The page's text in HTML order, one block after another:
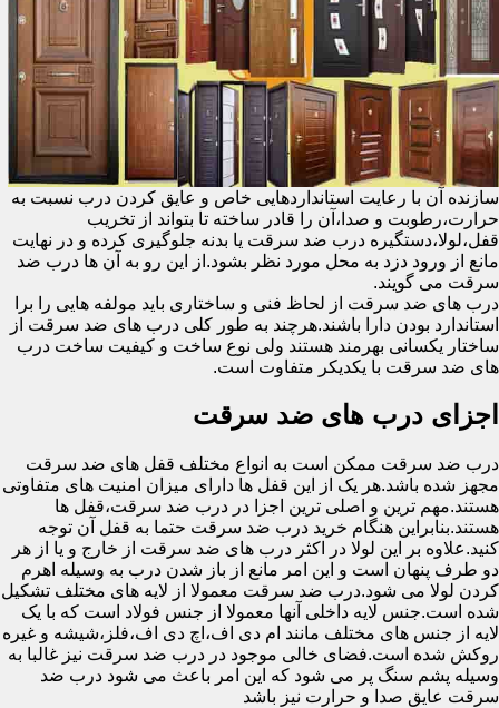
سازنده آن با رعایت استانداردهایی خاص و عایق کردن درب نسبت به
حرارت،رطوبت و صدا،آن را قادر ساخته تا بتواند از تخریب
قفل،لولا،دستگیره درب ضد سرقت یا بدنه جلوگیری کرده و در نهایت
مانع از ورود دزد به محل مورد نظر بشود.از این رو به آن ها درب ضد
سرقت می گویند.
درب های ضد سرقت از لحاظ فنی و ساختاری باید مولفه هایی را برا
استاندارد بودن دارا باشند.هرچند به طور کلی درب های ضد سرقت از
ساختار یکسانی بهرمند هستند ولی نوع ساخت و کیفیت ساخت درب
های ضد سرقت با یکدیکر متفاوت است.
اجزای درب های ضد سرقت
درب ضد سرقت ممکن است به انواع مختلف قفل های ضد سرقت
مجهز شده باشد.هر یک از این قفل ها دارای میزان امنیت های متفاوتی
هستند.مهم ترین و اصلی ترین اجزا در درب ضد سرقت،قفل ها
هستند.بنابراین هنگام خرید درب ضد سرقت حتما به قفل آن توجه
کنید.علاوه بر این لولا در اکثر درب های ضد سرقت از خارج و یا از هر
دو طرف پنهان است و این امر مانع از باز شدن درب به وسیله اهرم
کردن لولا می شود.درب ضد سرقت معمولا از لایه های مختلف تشکیل
شده است.جنس لایه داخلی آنها معمولا از جنس فولاد است که با یک
لایه از جنس های مختلف مانند ام دی اف،اچ دی اف،فلز،شیشه و غیره
روکش شده است.فضای خالی موجود در درب ضد سرقت نیز غالبا به
وسیله پشم سنگ پر می شود که این امر باعث می شود درب ضد
سرقت عایق صدا و حرارت نیز باشد